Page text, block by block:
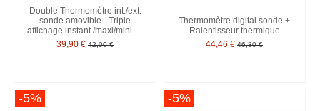
Double Thermomètre int./ext.
sonde amovible - Triple
affichage instant./maxi/mini -...
39,90 € 42,00 €
Thermomètre digital sonde +
Ralentisseur thermique
44,46 € 46,80 €
-5% -5%